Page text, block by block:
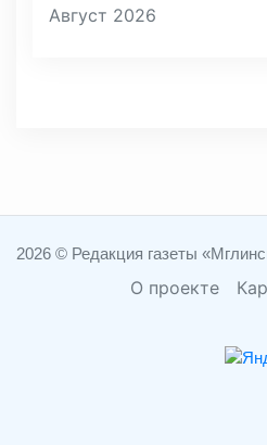
Август 2026
2026 © Редакция газеты
О проекте